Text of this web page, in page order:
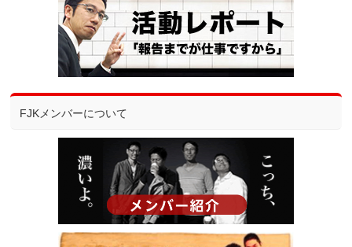
FJKメンバーについて